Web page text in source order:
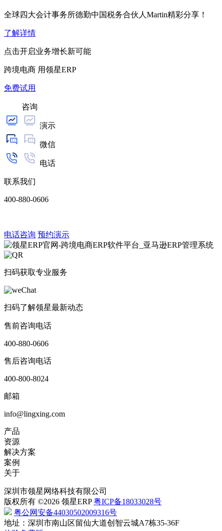
全球四大会计事务所德勤中国税务合伙人Martin精彩分享！
了解详情
点击开启业务增长新可能
跨境电商 用领星ERP
免费试用
咨询
演示
微信
电话
联系我们
400-880-0606
电话咨询 预约演示
扫码获取专业服务
扫码了解领星最新动态
售前咨询电话
400-880-0606
售后咨询电话
400-800-8024
邮箱
info@lingxing.com
产品
资源
解决方案
案例
关于
深圳市领星网络科技有限公司
版权所有 ©2026 领星ERP粤ICP备18033028号
粤公网安备44030502009316号
地址：深圳市南山区留仙大道创智云城A7栋35-36F